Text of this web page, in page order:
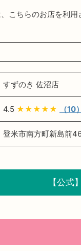
こちらのお店を利用
すずのき 佐沼店
4.5 ★★★★★ （10）
登米市南方町新島前
【公式